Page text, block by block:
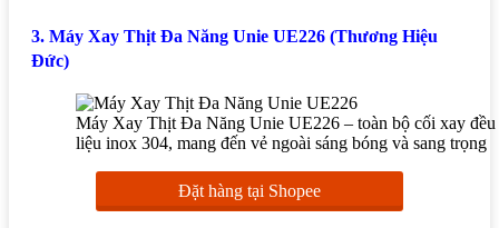
3. Máy Xay Thịt Đa Năng Unie UE226 (Thương Hiệu
Đức)
Máy Xay Thịt Đa Năng Unie UE226 – toàn bộ cối xay đều
liệu inox 304, mang đến vẻ ngoài sáng bóng và sang trọng
Đặt hàng tại Shopee